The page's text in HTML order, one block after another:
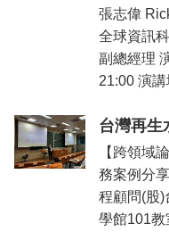
張志偉
全球資訊
副總經理
21:00 演
台灣再生
【跨領域
務案例分
程顧問(股)
學館101教